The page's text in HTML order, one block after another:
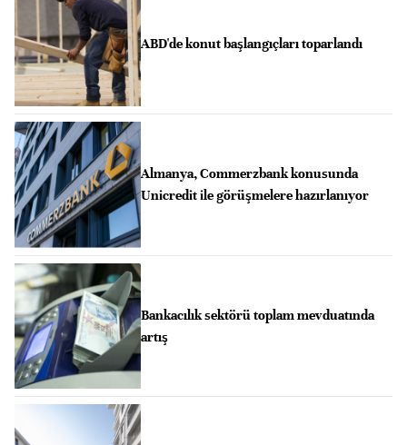
ABD'de konut başlangıçları toparlandı
Almanya, Commerzbank konusunda
Unicredit ile görüşmelere hazırlanıyor
Bankacılık sektörü toplam mevduatında
artış